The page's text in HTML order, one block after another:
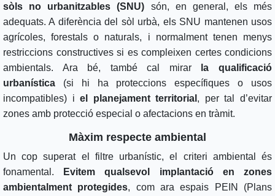
sòls no urbanitzables (SNU) són, en general, els més
adequats. A diferència del sòl urbà, els SNU mantenen usos
agrícoles, forestals o naturals, i normalment tenen menys
restriccions constructives si es compleixen certes condicions
ambientals. Ara bé, també cal mirar
la qualificació
urbanística (si hi ha proteccions específiques o usos
incompatibles) iel planejament territorial , per tal d’evitar
zones amb protecció especial o afectacions en tràmit.
Màxim respecte ambiental
Un cop superat el filtre urbanístic, el criteri ambiental és
fonamental.
Evitem qualsevol implantació en zones
ambientalment protegides, com ara espais PEIN (Plans